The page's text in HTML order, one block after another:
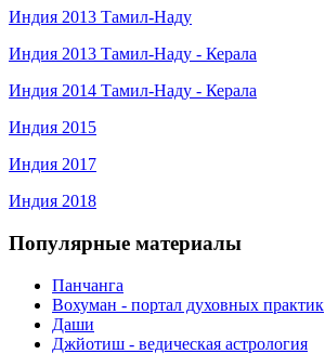
Индия 2013 Тамил-Наду
Индия 2013 Тамил-Наду - Керала
Индия 2014 Тамил-Наду - Керала
Индия 2015
Индия 2017
Индия 2018
Популярные материалы
Панчанга
Вохуман - портал духовных практик
Даши
Джйотиш - ведическая астрология